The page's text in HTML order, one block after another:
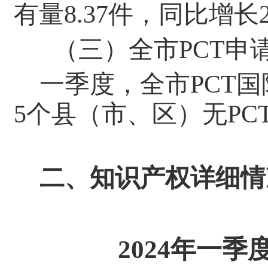
有量8.37件 ，同比增长
（三）全市PCT申
一季度，全市PCT
5个县（市、区）无
二、知识产权详细
2024年一季